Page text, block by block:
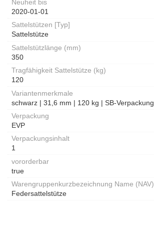
Neuheit bis
2020-01-01
Sattelstützen [Typ]
Sattelstütze
Sattelstützlänge (mm)
350
Tragfähigkeit Sattelstütze (kg)
120
Variantenmerkmale
schwarz | 31,6 mm | 120 kg | SB-Verpackung
Verpackung
EVP
Verpackungsinhalt
1
vororderbar
true
Warengruppenkurzbezeichnung Name (NAV)
Federsattelstütze